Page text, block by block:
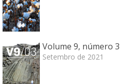
Volume 9, número 3
Setembro de 2021